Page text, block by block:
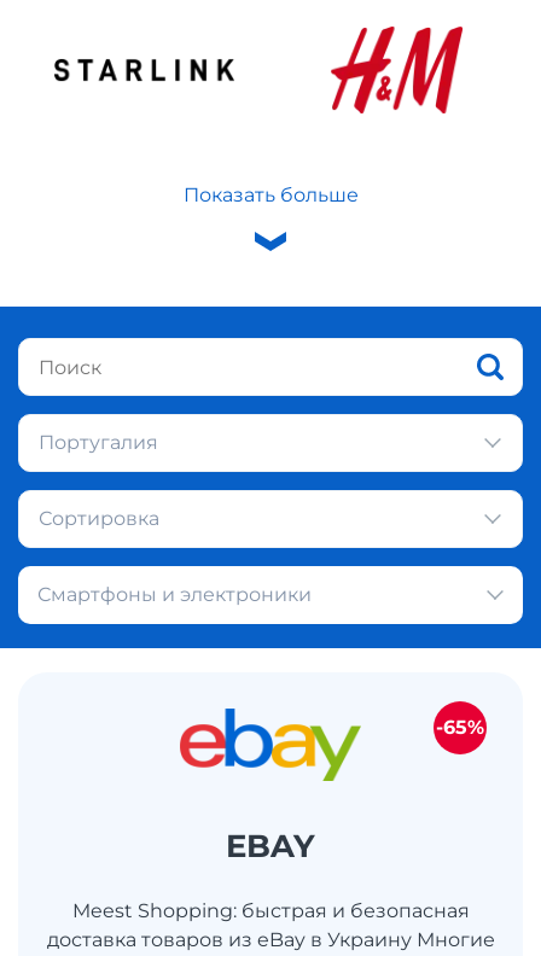
Показать больше
Португалия
Сортировка
Смартфоны и электроники
EBAY
Meest Shopping: быстрая и безопасная
доставка товаров из eBay в Украину Многие
-65%